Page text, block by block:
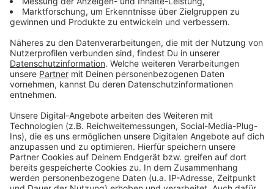
oder Brandstiftung der Grund war, ist noch unklar.
Zeugen, die etwas Verdächtiges gesehen haben,
sollen sich beim Kriminalkommissariat 11 unter der
Telefonnummer 0203 2800 melden. Die Beamten
hoffen auf Hinweise aus der Nachbarschaft, um die
Ursache schnell klären zu können.
Anzeige